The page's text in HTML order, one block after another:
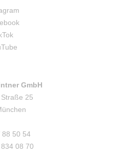
GmbH
25
88 50 54
08 70